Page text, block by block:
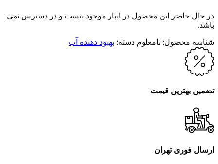
در حال حاضر این محصول در انبار موجود نیست و در دسترس نمی
باشد.
شناسه محصول: نامعلوم دسته: بهبود دهنده آب
تضمین بهترین قیمت
ارسال فوری تهران